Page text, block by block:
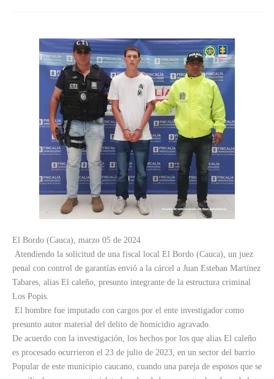
El Bordo (Cauca), marzo 05 de 2024
Atendiendo la solicitud de una fiscal local El Bordo (Cauca), un juez
penal con control de garantías envió a la cárcel a Juan Esteban Martínez
Tabares, alias El caleño, presunto integrante de la estructura criminal
Los Popis.
El hombre fue imputado con cargos por el ente investigador como
presunto autor material del delito de homicidio agravado.
De acuerdo con la investigación, los hechos por los que alias El caleño
es procesado ocurrieron el 23 de julio de 2023, en un sector del barrio
Popular de este municipio caucano, cuando una pareja de esposos que se